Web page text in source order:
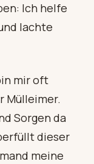
Ich helfe
lachte
mir oft
Mülleimer.
Sorgen da
dieser
meine